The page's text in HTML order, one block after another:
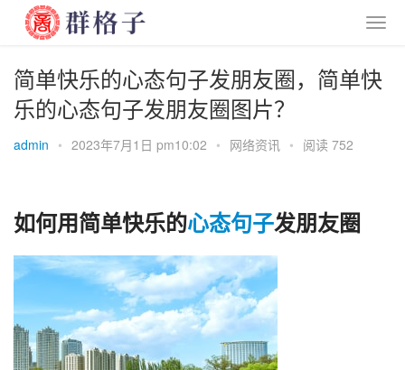
简单快乐的心态句子发朋友圈，简单快
乐的心态句子发朋友圈图片？
admin • 2023年7月1日 pm10:02 • 网络资讯 • 阅读 752
如何用简单快乐的心态句子发朋友圈